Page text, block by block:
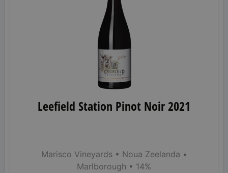
Leefield Station Pinot Noir 2021
Marisco Vineyards• Noua Zeelanda •
Marlborough • 14%